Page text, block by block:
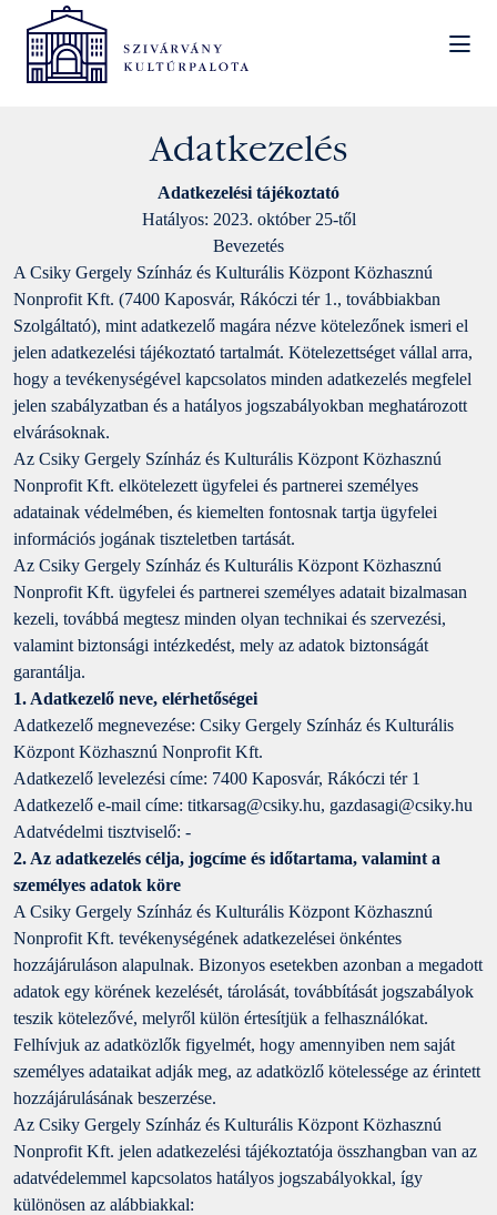
Adatkezelés
Adatkezelési tájékoztató
Hatályos: 2023. október 25-től
Bevezetés
A Csiky Gergely Színház és Kulturális Központ Közhasznú
Nonprofit Kft. (7400 Kaposvár, Rákóczi tér 1., továbbiakban
Szolgáltató), mint adatkezelő magára nézve kötelezőnek ismeri el
jelen adatkezelési tájékoztató tartalmát. Kötelezettséget vállal arra,
hogy a tevékenységével kapcsolatos minden adatkezelés megfelel
jelen szabályzatban és a hatályos jogszabályokban meghatározott
elvárásoknak.
Az Csiky Gergely Színház és Kulturális Központ Közhasznú
Nonprofit Kft. elkötelezett ügyfelei és partnerei személyes
adatainak védelmében, és kiemelten fontosnak tartja ügyfelei
információs jogának tiszteletben tartását.
Az Csiky Gergely Színház és Kulturális Központ Közhasznú
Nonprofit Kft. ügyfelei és partnerei személyes adatait bizalmasan
kezeli, továbbá megtesz minden olyan technikai és szervezési,
valamint biztonsági intézkedést, mely az adatok biztonságát
garantálja.
1. Adatkezelő neve, elérhetőségei
Adatkezelő megnevezése: Csiky Gergely Színház és Kulturális
Központ Közhasznú Nonprofit Kft.
Adatkezelő levelezési címe: 7400 Kaposvár, Rákóczi tér 1
Adatkezelő e-mail címe: titkarsag@csiky.hu, gazdasagi@csiky.hu
Adatvédelmi tisztviselő: -
2. Az adatkezelés célja, jogcíme és időtartama, valamint a
személyes adatok köre
A Csiky Gergely Színház és Kulturális Központ Közhasznú
Nonprofit Kft. tevékenységének adatkezelései önkéntes
hozzájáruláson alapulnak. Bizonyos esetekben azonban a megadott
adatok egy körének kezelését, tárolását, továbbítását jogszabályok
teszik kötelezővé, melyről külön értesítjük a felhasználókat.
Felhívjuk az adatközlők figyelmét, hogy amennyiben nem saját
személyes adataikat adják meg, az adatközlő kötelessége az érintett
hozzájárulásának beszerzése.
Az Csiky Gergely Színház és Kulturális Központ Közhasznú
Nonprofit Kft. jelen adatkezelési tájékoztatója összhangban van az
adatvédelemmel kapcsolatos hatályos jogszabályokkal, így
különösen az alábbiakkal: